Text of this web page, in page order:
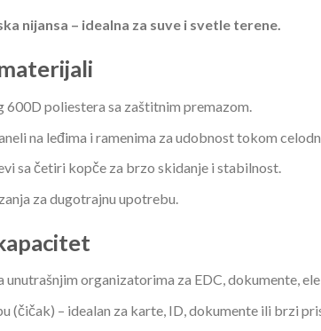
nijansa – idealna za suve i svetle terene.
600D poliestera sa zaštitnim premazom.
na leđima i ramenima za udobnost tokom
sa četiri kopče za brzo skidanje i stabilnost.
za dugotrajnu upotrebu.
unutrašnjim organizatorima za EDC, dokumente,
(čičak) – idealan za karte, ID, dokumente ili brzi